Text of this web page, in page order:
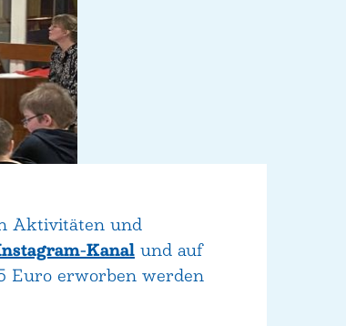
Aktivitäten und
Kanalund auf
Euro erworben werden